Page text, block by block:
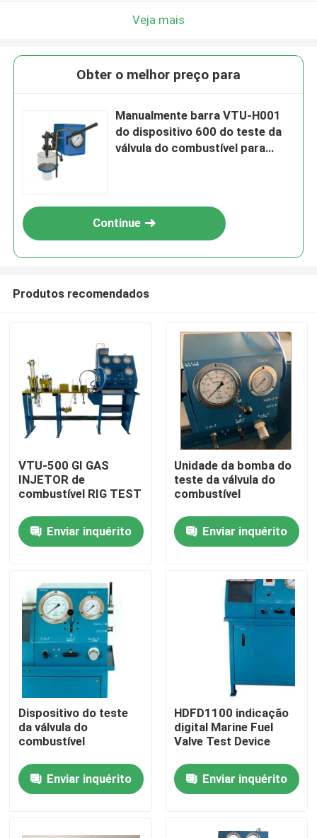
Para casa
Produtos
Vídeos
Visita à fábrica
Controle de qualidade
Notícias
Solicite um orçamento
Bomba de alta pressão hidráulica
Veja mais
Obter o melhor preço para
Manualmente barra VTU-H001
do dispositivo 600 do teste da
válvula do combustível para
Continue
Produtos recomendados
VTU-500 GI GAS
INJETOR de
combustível RIG TEST
Enviar inquérito
Unidade da bomba do
teste da válvula do
combustível
Enviar inquérito
Dispositivo do teste
da válvula do
combustível
Enviar inquérito
HDFD1100 indicação
digital Marine Fuel
Valve Test Device
Enviar inquérito